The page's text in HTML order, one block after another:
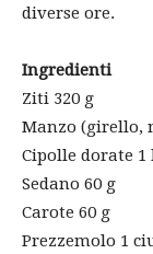
diverse ore.
Ingredienti
Ziti 320 g
Manzo (girello,
Cipolle dorate 1
Sedano 60 g
Carote 60 g
Prezzemolo 1